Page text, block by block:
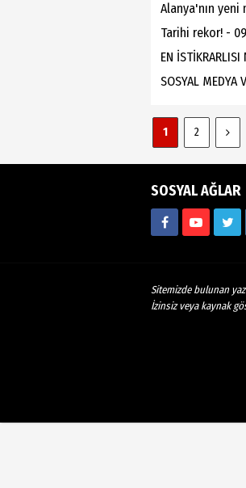
Alanya'nın yeni
Tarihi rekor! -
EN
SOSYAL MEDYA
1 2
SOSYAL AĞLAR
Sitemizde bulunan
İzinsiz veya kaynak